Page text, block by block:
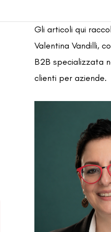
Gli articoli qui
Valentina Vandilli,
B2B specializzata
clienti per aziende.